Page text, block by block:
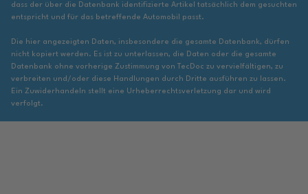
dass der über die Datenbank identifizierte Artikel tatsächlich dem gesuchten
entspricht und für das betreffende Automobil passt.
Die hier angezeigten Daten, insbesondere die gesamte Datenbank, dürfen
nicht kopiert werden. Es ist zu unterlassen, die Daten oder die gesamte
Datenbank ohne vorherige Zustimmung von TecDoc zu vervielfältigen, zu
verbreiten und/oder diese Handlungen durch Dritte ausführen zu lassen.
Ein Zuwiderhandeln stellt eine Urheberrechtsverletzung dar und wird
verfolgt.